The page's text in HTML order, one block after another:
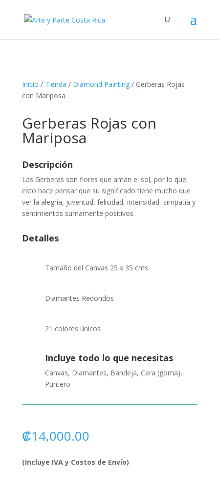
Inicio / Tienda / Diamond Painting/ Gerberas Rojas
con Mariposa
Gerberas Rojas con
Mariposa
Descripción
Las Gerberas son flores que aman el sol, por lo que
esto hace pensar que su significado tiene mucho que
ver la alegría, juventud, felicidad, intensidad, simpatía y
sentimientos sumamente positivos.
Detalles
Tamaño del Canvas 25 x 35 cms
Diamantes Redondos
21 colores únicos
Incluye todo lo que necesitas
Canvas, Diamantes, Bandeja, Cera (goma),
Puntero
₡14,000.00
(Incluye IVA y Costos de Envío)